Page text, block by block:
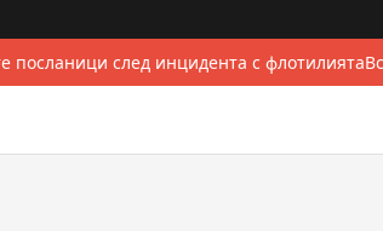
след инцидента с флотилията